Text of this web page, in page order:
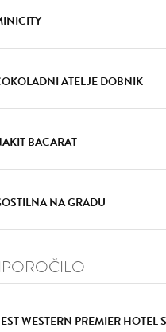
ATELJE DOBNIK
BACARAT
NA GRADU
WESTERN PREMIER HOTEL